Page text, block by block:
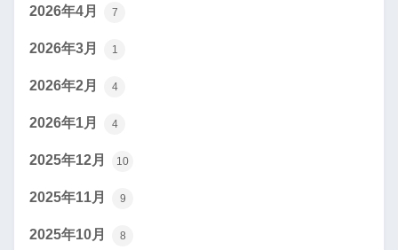
2026年4月 7
2026年3月 1
2026年2月 4
2026年1月 4
2025年12月 10
2025年11月 9
2025年10月 8